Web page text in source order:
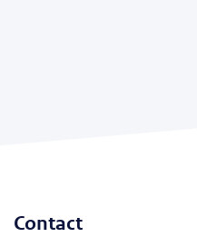
Contact